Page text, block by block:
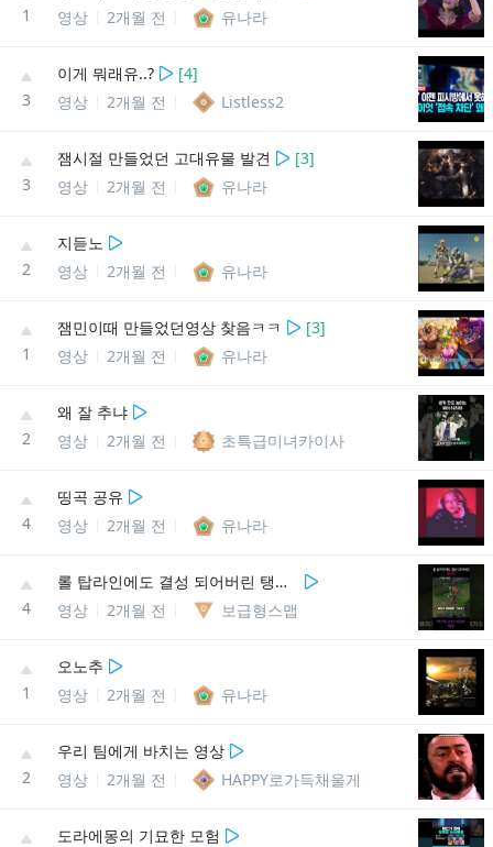
1
영상
2개월 전 유나라
3
이게 뭐래유..? [4]
영상
2개월 전 Listless2
3
잼시절 만들었던 고대유물 발견 [3]
영상
2개월 전 유나라
2
지듣노
영상
2개월 전 유나라
1
잼민이때 만들었던영상 찾음ㅋㅋ [3]
영상
2개월 전 유나라
2
왜 잘 추냐
영상
2개월 전 초특급미녀카이사
4
띵곡 공유
영상
2개월 전 유나라
4
롤 탑라인에도 결성 되어버린 탱장연
영상
2개월 전 보급형스맵
1
오노추
영상
2개월 전 유나라
2
우리 팀에게 바치는 영상
영상
2개월 전 HAPPY로가득채울게
도라에몽의 기묘한 모험